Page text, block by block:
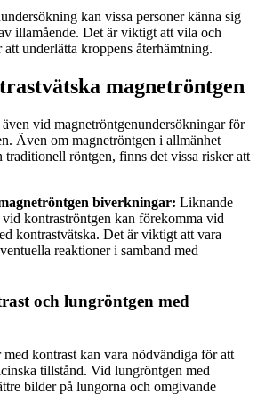
kan vissa personer känna sig
illamående. Det är viktigt att vila och
underlätta kroppens återhämtning.
magnetröntgen
vid magnetröntgenundersökningar för
Även om magnetröntgen i allmänhet
traditionell röntgen, finns det vissa risker att
biverkningar: Liknande
kontraströntgen kan förekomma vid
kontrastvätska. Det är viktigt att vara
reaktioner i samband med
och lungröntgen med
kontrast kan vara nödvändiga för att
tillstånd. Vid lungröntgen med
bilder på lungorna och omgivande